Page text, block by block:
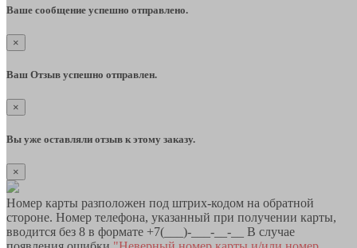
Ваше сообщение успешно отправлено.
×
Ваш Отзыв успешно отправлен.
×
Вы уже оставляли отзыв к этому заказу.
×
Номер карты разположен под штрих-кодом на обратной
стороне. Номер телефона, указанный при получении карты,
вводится без 8 в формате +7(___)-___-__-__ В случае